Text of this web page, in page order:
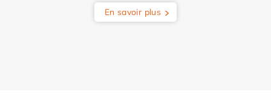
En savoir plus